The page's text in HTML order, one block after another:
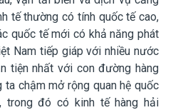
tế thường có tính quốc tế cao,
quốc tế mới có khả năng phát
Nam tiếp giáp với nhiều nước
tiện nhất với con đường hàng
ta chậm mở rộng quan hệ quốc
trong đó có kinh tế hàng hải